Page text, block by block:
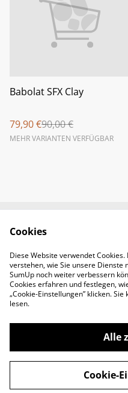
Babolat SFX Clay
79,90 €90,00 €
MEHR VARIANTEN VERFÜGBAR
Legal Terms
©2026Padel-Tennisshop
Cookies
Diese Website verwendet
verstehen, wie Sie unsere
SumUp noch weiter verbessern
Cookies erfahren und festlegen,
„Cookie-Einstellungen” klicken.
lesen.
Alle
Cookie-